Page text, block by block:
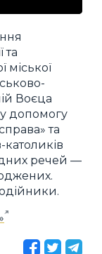
та
міської
Воєца
допомогу
та
католиків
речей —